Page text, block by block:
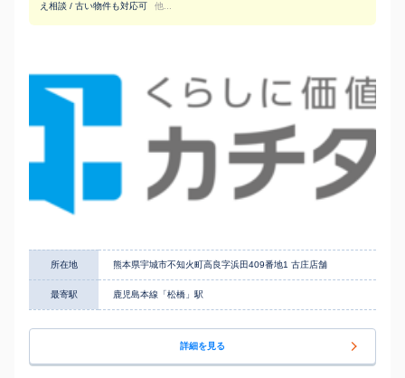
え相談 / 古い物件も対応可
他...
所在地 熊本県宇城市不知火町高良字浜田409番地1 古庄店舗
最寄駅 鹿児島本線「松橋」駅
詳細を見る